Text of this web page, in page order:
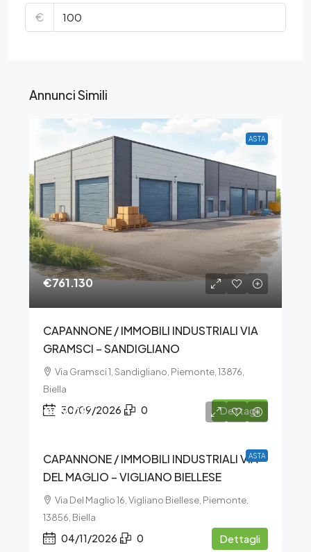
€
Annunci Simili
ASTA
€761.130
CAPANNONE / IMMOBILI INDUSTRIALI VIA
GRAMSCI – SANDIGLIANO
Via Gramsci 1, Sandigliano, Piemonte, 13876,
Biella
30/09/2026 0 Dettagli
ASTA
€117.027
CAPANNONE / IMMOBILI INDUSTRIALI VIA
DEL MAGLIO – VIGLIANO BIELLESE
Via Del Maglio 16, Vigliano Biellese, Piemonte,
13856, Biella
04/11/2026 0 Dettagli